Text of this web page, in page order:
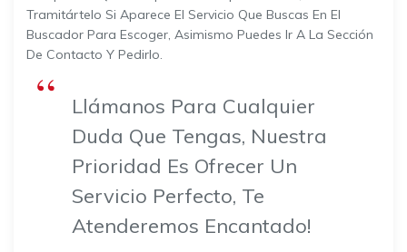
Tramitártelo Si Aparece El Servicio Que Buscas En El
Buscador Para Escoger, Asimismo Puedes Ir A La Sección
De Contacto Y Pedirlo.
Llámanos Para Cualquier
Duda Que Tengas, Nuestra
Prioridad Es Ofrecer Un
Servicio Perfecto, Te
Atenderemos Encantado!